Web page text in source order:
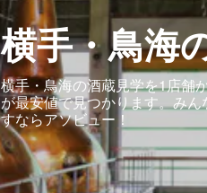
横手・鳥海
横手・鳥海の酒蔵見学を1店舗
が最安値で見つかります。み
すならアソビュー！